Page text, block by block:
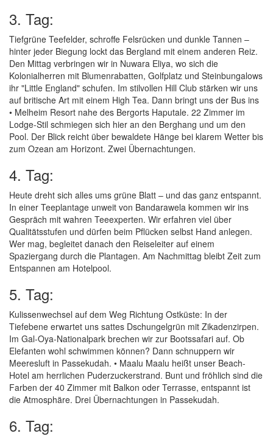
3. Tag:
Tiefgrüne Teefelder, schroffe Felsrücken und dunkle Tannen –
hinter jeder Biegung lockt das Bergland mit einem anderen Reiz.
Den Mittag verbringen wir in Nuwara Eliya, wo sich die
Kolonialherren mit Blumenrabatten, Golfplatz und Steinbungalows
ihr "Little England" schufen. Im stilvollen Hill Club stärken wir uns
auf britische Art mit einem High Tea. Dann bringt uns der Bus ins
• Melheim Resort nahe des Bergorts Haputale. 22 Zimmer im
Lodge-Stil schmiegen sich hier an den Berghang und um den
Pool. Der Blick reicht über bewaldete Hänge bei klarem Wetter bis
zum Ozean am Horizont. Zwei Übernachtungen.
4. Tag:
Heute dreht sich alles ums grüne Blatt – und das ganz entspannt.
In einer Teeplantage unweit von Bandarawela kommen wir ins
Gespräch mit wahren Teeexperten. Wir erfahren viel über
Qualitätsstufen und dürfen beim Pflücken selbst Hand anlegen.
Wer mag, begleitet danach den Reiseleiter auf einem
Spaziergang durch die Plantagen. Am Nachmittag bleibt Zeit zum
Entspannen am Hotelpool.
5. Tag:
Kulissenwechsel auf dem Weg Richtung Ostküste: In der
Tiefebene erwartet uns sattes Dschungelgrün mit Zikadenzirpen.
Im Gal-Oya-Nationalpark brechen wir zur Bootssafari auf. Ob
Elefanten wohl schwimmen können? Dann schnuppern wir
Meeresluft in Passekudah. • Maalu Maalu heißt unser Beach-
Hotel am herrlichen Puderzuckerstrand. Bunt und fröhlich sind die
Farben der 40 Zimmer mit Balkon oder Terrasse, entspannt ist
die Atmosphäre. Drei Übernachtungen in Passekudah.
6. Tag: